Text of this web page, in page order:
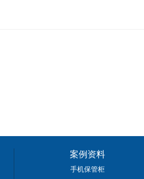
案例资料
手机保管柜